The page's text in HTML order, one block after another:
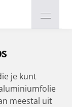
je kunt
meestal uit